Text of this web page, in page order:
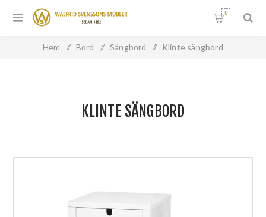
0
Hem / Bord / Sängbord / Klinte sängbord
KLINTE SÄNGBORD